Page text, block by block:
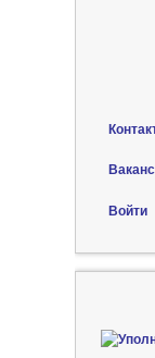
Войти